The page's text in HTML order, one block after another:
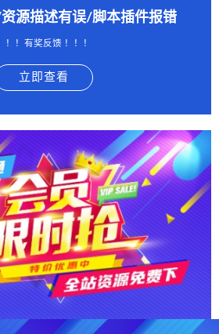
资源描述有误/脚本插件报错
！！有奖反馈 ！！！
立即查看